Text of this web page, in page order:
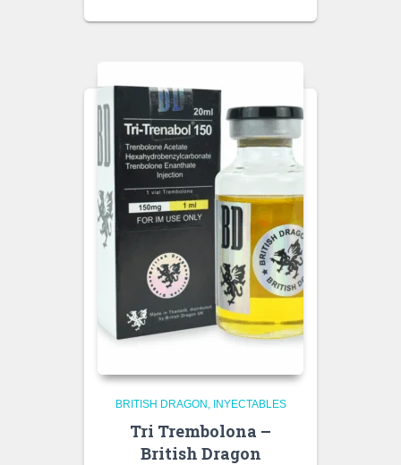
BRITISH DRAGON INYECTABLES
Tri Trembolona –
British Dragon